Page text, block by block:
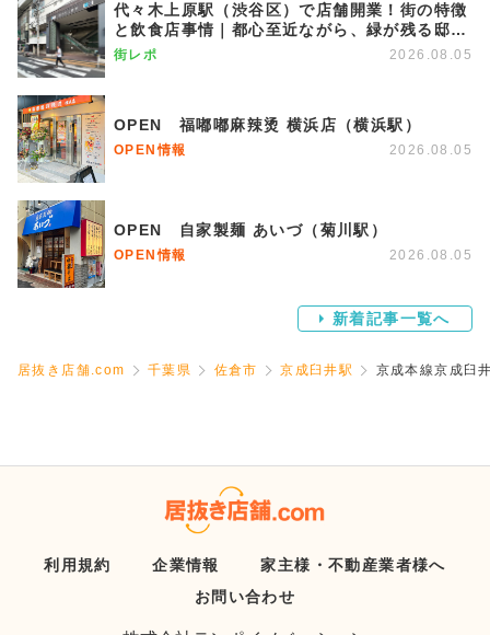
代々木上原駅（渋谷区）で店舗開業！街の特徴
と飲食店事情｜都心至近ながら、緑が残る邸宅
エリア
街レポ 2026.08.05
OPEN 福嘟嘟麻辣烫 横浜店（横浜駅）
OPEN情報 2026.08.05
OPEN 自家製麺 あいづ（菊川駅）
OPEN情報 2026.08.05
新着記事一覧へ
居抜き店舗.com 千葉県 佐倉市 京成臼井駅 京成本線京成臼
利用規約 企業情報
家主様・不動産業者様へ
お問い合わせ